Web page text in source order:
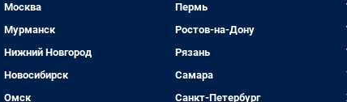
Москва
Мурманск
Нижний Новгород
Новосибирск
Омск
Пермь
Ростов-на-Дону
Рязань
Самара
Санкт-Петербург